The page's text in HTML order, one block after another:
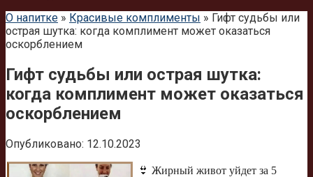
О напитке » Красивые комплименты » Гифт судьбы или
острая шутка: когда комплимент может оказаться
оскорблением
Гифт судьбы или острая шутка:
когда комплимент может оказаться
оскорблением
Опубликовано: 12.10.2023
👙 Жирный живот уйдет за 5